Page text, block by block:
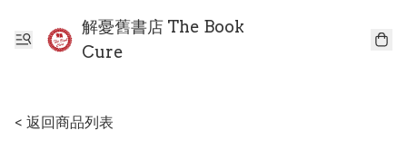
解憂舊書店 The Book
Cure
< 返回商品列表